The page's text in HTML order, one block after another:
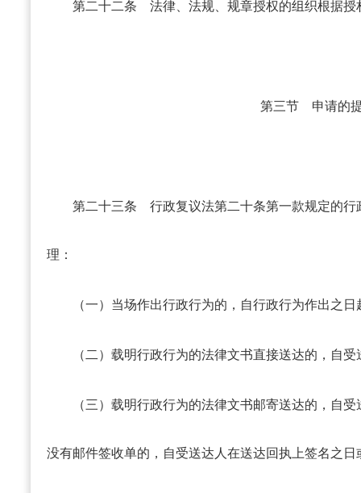
第二十二条 法律、法规、规章授权的组织根据授
第三节 申请的
第二十三条 行政复议法第二十条第一款规定的行
理：
（一）当场作出行政行为的，自行政行为作出之日
（二）载明行政行为的法律文书直接送达的，自
（三）载明行政行为的法律文书邮寄送达的，自
没有邮件签收单的，自受送达人在送达回执上签名之